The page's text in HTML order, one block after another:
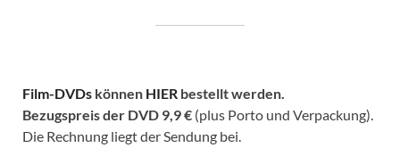
Film-DVDs können HIER bestellt werden.
Bezugspreis der DVD 9,9 € (plus Porto und Verpackung).
Die Rechnung liegt der Sendung bei.